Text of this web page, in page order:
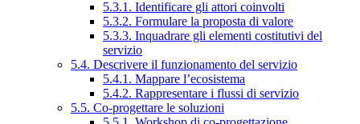
5.3.1. Identificare gli attori coinvolti
5.3.2. Formulare la proposta di valore
5.3.3. Inquadrare gli elementi costitutivi del
servizio
5.4. Descrivere il funzionamento del servizio
5.4.1. Mappare l’ecosistema
5.4.2. Rappresentare i flussi di servizio
5.5. Co-progettare le soluzioni